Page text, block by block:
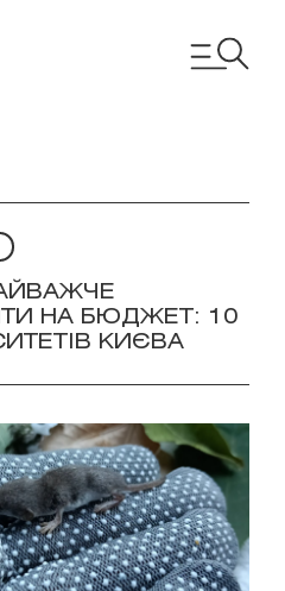
НА БЮДЖЕТ: 10
КИЄВА